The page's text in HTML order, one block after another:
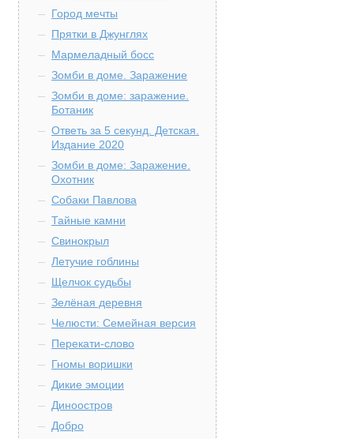
Город мечты
Прятки в Джунглях
Мармеладный босс
Зомби в доме. Заражение
Зомби в доме: заражение.
Ботаник
Ответь за 5 секунд. Детская.
Издание 2020
Зомби в доме: Заражение.
Охотник
Собаки Павлова
Тайные камни
Свинокрыл
Летучие гоблины
Щелчок судьбы
Зелёная деревня
Челюсти: Семейная версия
Перекати-слово
Гномы воришки
Дикие эмоции
Диноостров
Добро